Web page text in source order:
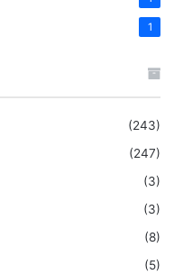
1
(243)
(247)
(3)
(3)
(8)
(5)